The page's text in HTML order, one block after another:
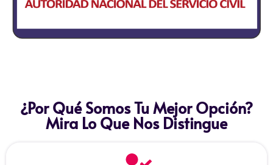
¿Por Qué Somos Tu Mejor Opción?
Mira Lo Que Nos Distingue